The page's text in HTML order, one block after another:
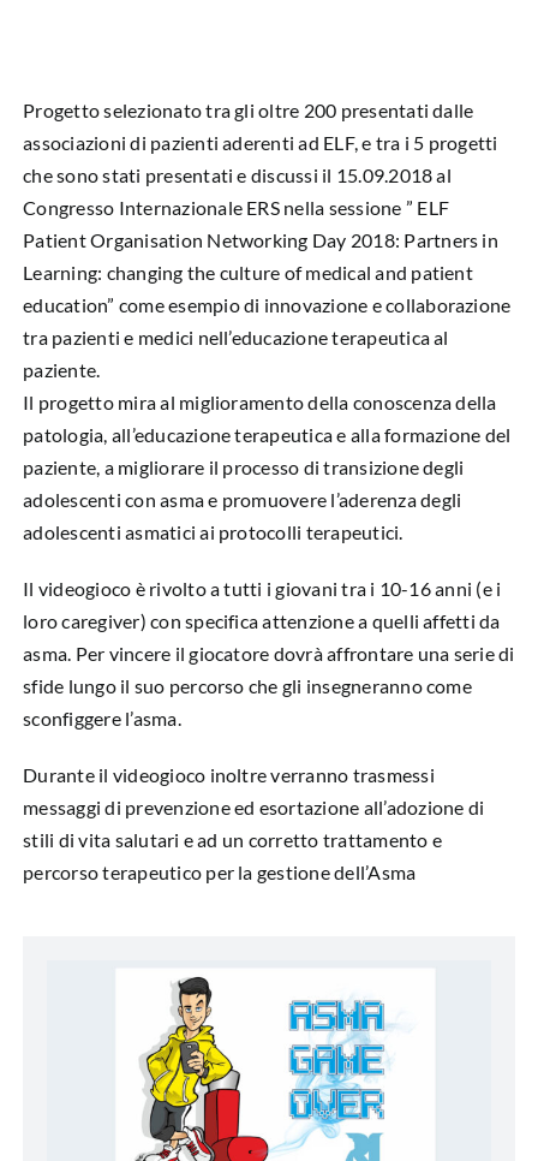
CHI SIAMO
L’ANGOLO DEL PAZIENTE
CONTATTI
DIVENTA SOCIO
LIBRO SCRITTURE IN ROSA
Progetto selezionato tra gli oltre 200 presentati dalle
associazioni di pazienti aderenti ad ELF, e tra i 5 progetti
che sono stati presentati e discussi il 15.09.2018 al
Congresso Internazionale ERS nella sessione ” ELF
Patient Organisation Networking Day 2018: Partners in
Learning: changing the culture of medical and patient
education” come esempio di innovazione e collaborazione
tra pazienti e medici nell’educazione terapeutica al
paziente.
Il progetto mira al miglioramento della conoscenza della
patologia, all’educazione terapeutica e alla formazione del
paziente, a migliorare il processo di transizione degli
adolescenti con asma e promuovere l’aderenza degli
adolescenti asmatici ai protocolli terapeutici.
Il videogioco è rivolto a tutti i giovani tra i 10-16 anni (e i
loro caregiver) con specifica attenzione a quelli affetti da
asma. Per vincere il giocatore dovrà affrontare una serie di
sfide lungo il suo percorso che gli insegneranno come
sconfiggere l’asma.
Durante il videogioco inoltre verranno trasmessi
messaggi di prevenzione ed esortazione all’adozione di
stili di vita salutari e ad un corretto trattamento e
percorso terapeutico per la gestione dell’Asma